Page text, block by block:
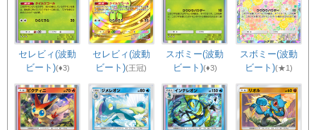
セレビィ(波動
ビート)(♦3)
セレビィ(波動
ビート)(王冠)
スボミー(波動
ビート)(♦3)
スボミー(波動
ビート)(★1)